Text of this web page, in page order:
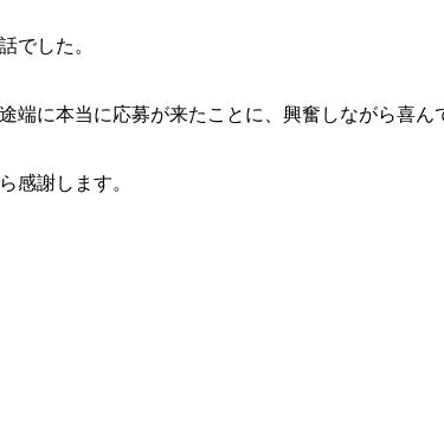
でした。
に本当に応募が来たことに、興奮しながら喜ん
感謝します。